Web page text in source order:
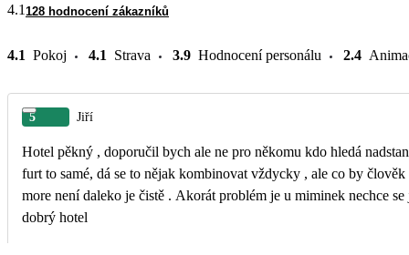
4.1 128 hodnocení zákazníků
4.1 Pokoj 4.1 Strava 3.9 Hodnocení personálu 2.4
5 Jiří
Hotel pěkný , doporučil bych ale ne pro někomu kdo hledá nadstandard pro normální rodinu určitě. Jídlo dobré ale
furt to samé, dá se to nějak kombinovat vždycky , ale co by
more není daleko je čistě . Akorát problém je u miminek nechce
dobrý hotel